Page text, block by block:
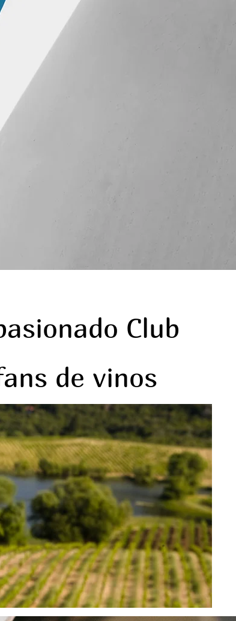
Club
de vinos